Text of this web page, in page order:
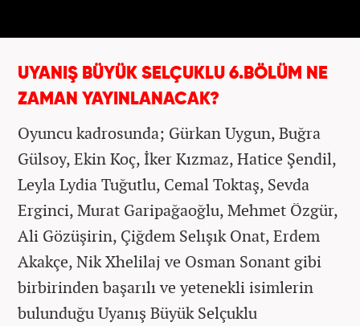
UYANIŞ BÜYÜK SELÇUKLU 6.BÖLÜM NE
ZAMAN YAYINLANACAK?
Oyuncu kadrosunda; Gürkan Uygun​, Buğra
Gülsoy, Ekin Koç, İker Kızmaz, Hatice Şendil,
Leyla Lydia Tuğutlu, Cemal Toktaş, Sevda
Erginci, Murat Garipağaoğlu, Mehmet Özgür,
Ali Gözüşirin, Çiğdem Selışık Onat, Erdem
Akakçe, Nik Xhelilaj ve Osman Sonant gibi
birbirinden başarılı ve yetenekli isimlerin
bulunduğu Uyanış Büyük Selçuklu